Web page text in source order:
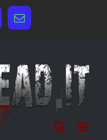
Email